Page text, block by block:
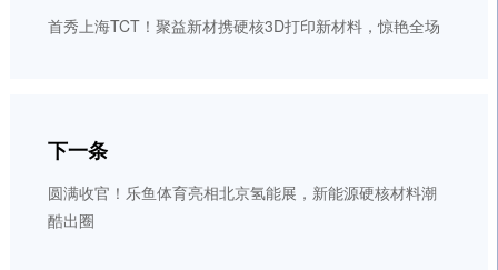
首秀上海TCT！聚益新材携硬核3D打印新材料，惊艳全场
下一条
圆满收官！乐鱼体育亮相北京氢能展，新能源硬核材料潮
酷出圈